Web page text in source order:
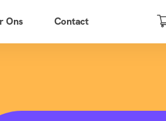
Ons Contact